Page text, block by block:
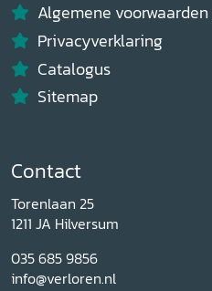
Algemene voorwaarden
Privacyverklaring
Catalogus
Sitemap
Contact
Torenlaan 25
1211 JA Hilversum
035 685 9856
info@verloren.nl